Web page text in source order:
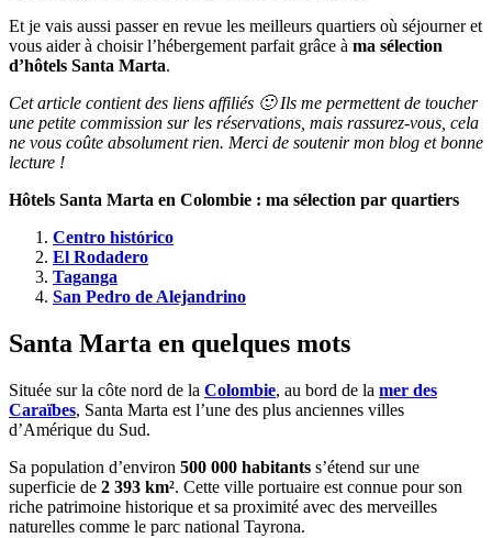
Et je vais aussi passer en revue les meilleurs quartiers où séjourner et
vous aider à choisir l’hébergement parfait grâce à ma sélection
d’hôtels Santa Marta.
Cet article contient des liens affiliés 🙂 Ils me permettent de toucher
une petite commission sur les réservations, mais rassurez-vous, cela
ne vous coûte absolument rien. Merci de soutenir mon blog et bonne
lecture !
Hôtels Santa Marta en Colombie : ma sélection par quartiers
Centro histórico
El Rodadero
Taganga
San Pedro de Alejandrino
Santa Marta en quelques mots
Située sur la côte nord de la Colombie, au bord de la mer des
Caraïbes, Santa Marta est l’une des plus anciennes villes
d’Amérique du Sud.
Sa population d’environ 500 000 habitants s’étend sur une
superficie de 2 393 km². Cette ville portuaire est connue pour son
riche patrimoine historique et sa proximité avec des merveilles
naturelles comme le parc national Tayrona.